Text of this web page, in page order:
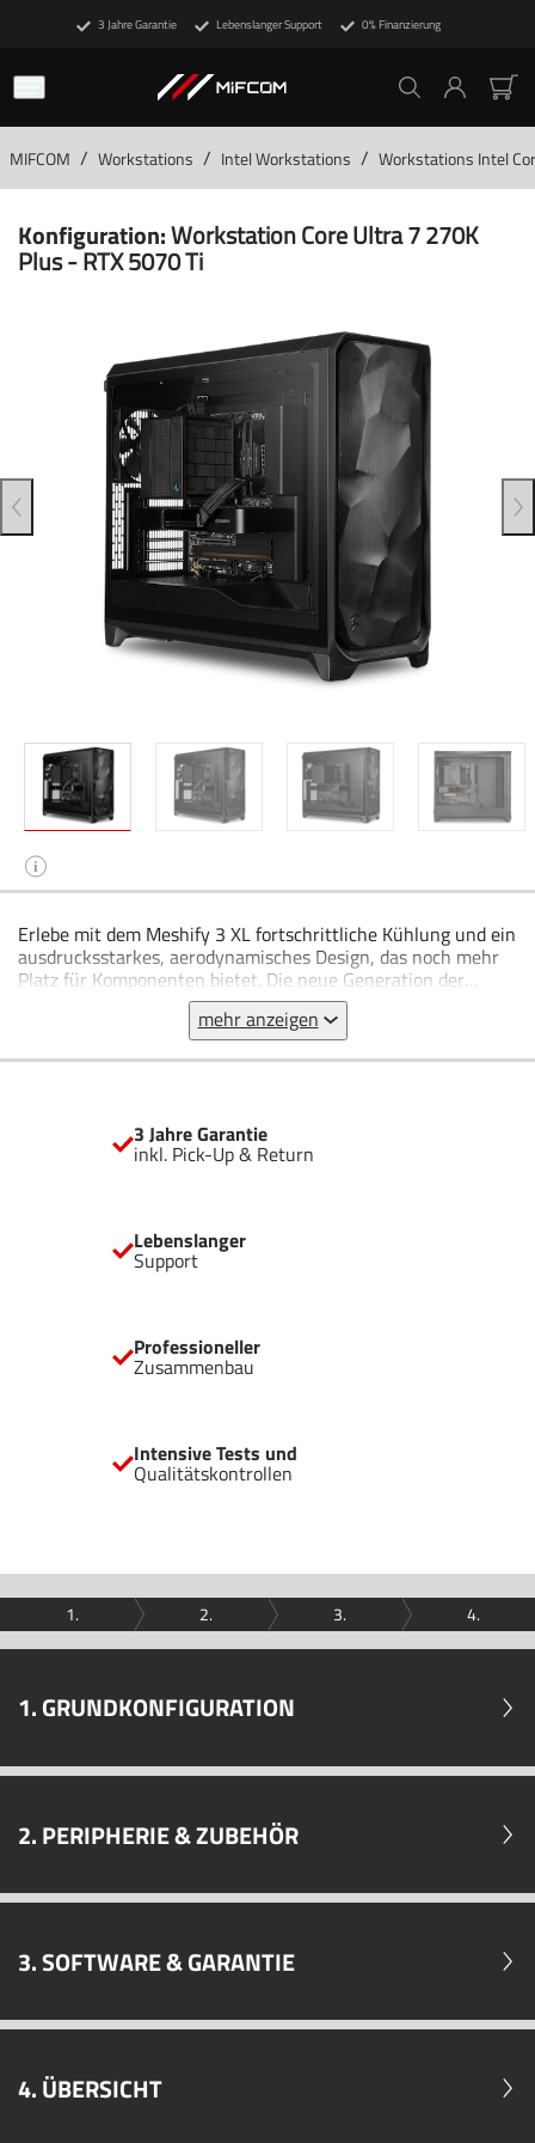
3 Jahre Garantie Lebenslanger Support 0% Finanzierung
MIFCOM / Workstations / Intel Workstations / Workstations Intel
Konfiguration:Workstation Core Ultra 7 270K
Plus - RTX 5070 Ti
i
Erlebe mit dem Meshify 3 XL fortschrittliche Kühlung und ein
ausdrucksstarkes, aerodynamisches Design, das noch mehr
Platz für Komponenten bietet. Die neue Generation der
vielfach ausgezeichneten Meshify-Serie verfügt über
zahlreiche technische Upgrades, drei leistungsstarke
Momentum-Lüfter und ein weiterentwickeltes elegantes
Mesh-Frontpanel mit Facetten-Struktur
mehr anzeigen
3 Jahre Garantie
inkl. Pick-Up & Return
Lebenslanger
Support
Professioneller
Zusammenbau
Intensive Tests und
Qualitätskontrollen
1. 2. 3. 4.
1. GRUNDKONFIGURATION
2. PERIPHERIE & ZUBEHÖR
3. SOFTWARE & GARANTIE
4. ÜBERSICHT